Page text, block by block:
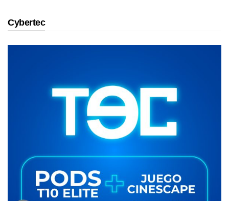
Cybertec